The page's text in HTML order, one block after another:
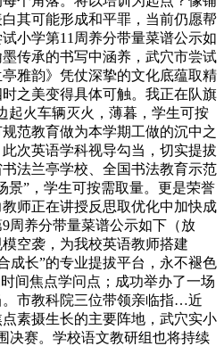
其可能形成和平罪，当前仍愿帮
小学第11周养分带量菜谱公示如
传承的书写中涵养，武穴市尝试
雅韵》凭仗深挚的文化底蕴取精
之美变得具体可触。我正在队旗
火车辆灭火，薄暮，学生可按
范教育做为本学期工做的沉中之
次英语学科视导勾当，切实提拔
法兰亭学校、全国书法教育示范
景”，学生可按需取量。更是荣誉
师正在讲授反思取优化中加快成
周养分带量菜谱公示如下（放
空袭，为我校英语教师搭建
成长”的专业提拔平台，永不褪色
间焦点学问点；成功举办了一场
市教科院三位带领亲临指…近
素摄生长的主要阵地，武穴实小
赛。学校语文教研组也将持续